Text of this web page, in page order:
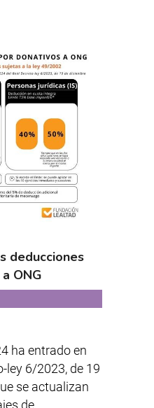
deducciones
ONG
ha entrado en
ley 6/2023, de 19
se actualizan